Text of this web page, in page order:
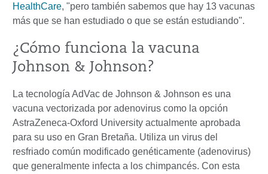
HealthCare, "pero también sabemos que hay 13 vacunas
más que se han estudiado o que se están estudiando".
¿Cómo funciona la vacuna
Johnson & Johnson?
La tecnología AdVac de Johnson & Johnson es una
vacuna vectorizada por adenovirus como la opción
AstraZeneca-Oxford University actualmente aprobada
para su uso en Gran Bretaña. Utiliza un virus del
resfriado común modificado genéticamente (adenovirus)
que generalmente infecta a los chimpancés. Con esta